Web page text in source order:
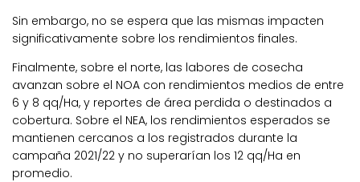
Sin embargo, no se espera que las mismas impacten
significativamente sobre los rendimientos finales.
Finalmente, sobre el norte, las labores de cosecha
avanzan sobre el NOA con rendimientos medios de entre
6 y 8 qq/Ha, y reportes de área perdida o destinados a
cobertura. Sobre el NEA, los rendimientos esperados se
mantienen cercanos a los registrados durante la
campaña 2021/22 y no superarían los 12 qq/Ha en
promedio.